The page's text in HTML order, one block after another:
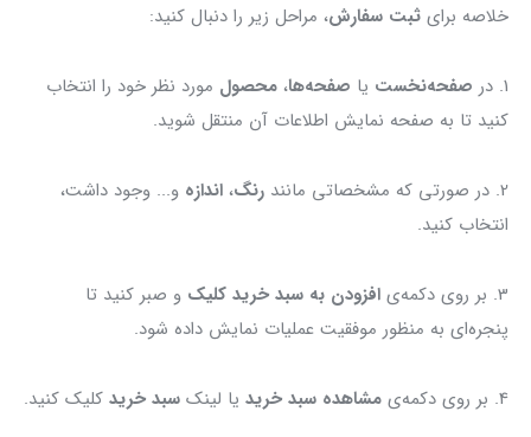
خلاصه برای ثبت سفارش، مراحل زیر را دنبال کنید:
1. در صفحه‌نخست یا صفحه‌ها، محصول مورد نظر خود را انتخاب
کنید تا به صفحه نمایش اطلاعات آن منتقل شوید.
2. در صورتی که مشخصاتی مانند رنگ، اندازه و... وجود داشت،
انتخاب کنید.
3. بر روی دکمه‌ی افزودن به سبد خرید کلیک و صبر کنید تا
پنجره‌ای به منظور موفقیت عملیات نمایش داده شود.
4. بر روی دکمه‌ی مشاهده سبد خرید یا لینک سبد خرید کلیک کنید.